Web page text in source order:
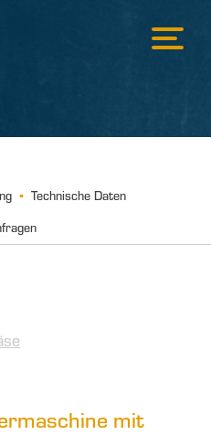
Technische Daten
mit